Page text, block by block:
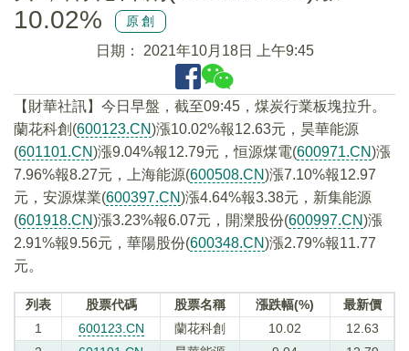
10.02%
原創
日期： 2021年10月18日 上午9:45
【財華社訊】今日早盤，截至09:45，煤炭行業板塊拉升。
蘭花科創(600123.CN)漲10.02%報12.63元，昊華能源
(601101.CN)漲9.04%報12.79元，恒源煤電(600971.CN)漲
7.96%報8.27元，上海能源(600508.CN)漲7.10%報12.97
元，安源煤業(600397.CN)漲4.64%報3.38元，新集能源
(601918.CN)漲3.23%報6.07元，開灤股份(600997.CN)漲
2.91%報9.56元，華陽股份(600348.CN)漲2.79%報11.77
元。
列表 股票代碼 股票名稱 漲跌幅(%)
最新價
1
600123.CN 蘭花科創 10.02
12.63